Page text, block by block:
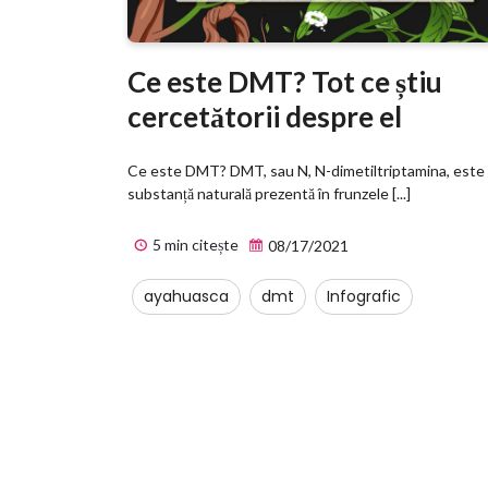
Ce este DMT? Tot ce știu
cercetătorii despre el
Ce este DMT? DMT, sau N, N-dimetiltriptamina, este
substanță naturală prezentă în frunzele [...]
5 min citește 08/17/2021
ayahuasca dmt Infografic